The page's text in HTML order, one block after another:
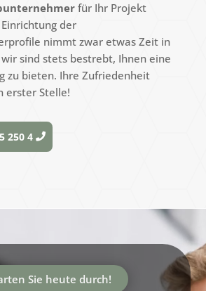
für Ihr Projekt
der
nimmt zwar etwas Zeit in
sind stets bestrebt, Ihnen eine
zu bieten. Ihre Zufriedenheit
erster Stelle!
250 4
Sie heute durch!